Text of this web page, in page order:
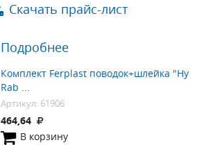
Скачать прайс-лист
Подробнее
Комплект Ferplast поводок+шлейка "Hy
Rab ...
Артикул: 61906
464,64
В корзину